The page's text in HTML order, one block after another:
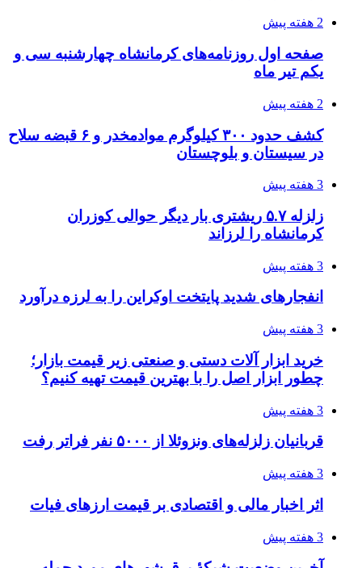
2 هفته پیش
صفحه اول روزنامه‌های کرمانشاه چهارشنبه سی و
یکم تیر ماه
2 هفته پیش
کشف حدود ۳۰۰ کیلوگرم موادمخدر و ۶ قبضه سلاح
در سیستان و بلوچستان
3 هفته پیش
زلزله ۵.۷ ریشتری بار دیگر حوالی کوزران
کرمانشاه را لرزاند
3 هفته پیش
انفجارهای شدید پایتخت اوکراین را به لرزه درآورد
3 هفته پیش
خرید ابزار آلات دستی و صنعتی زیر قیمت بازار؛
چطور ابزار اصل را با بهترین قیمت تهیه کنیم؟
3 هفته پیش
قربانیان زلزله‌های ونزوئلا از ۵۰۰۰ نفر فراتر رفت
3 هفته پیش
اثر اخبار مالی و اقتصادی بر قیمت ارزهای فیات
3 هفته پیش